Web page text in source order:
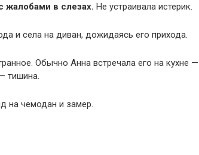
жалобами в слезах. Не устраивала истерик.
и села на диван, дожидаясь его прихода.
Обычно Анна встречала его на кухне
тишина.
на чемодан и замер.